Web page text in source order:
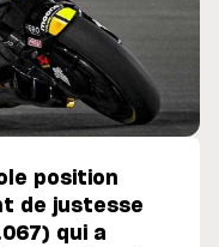
position
de justesse
qui a